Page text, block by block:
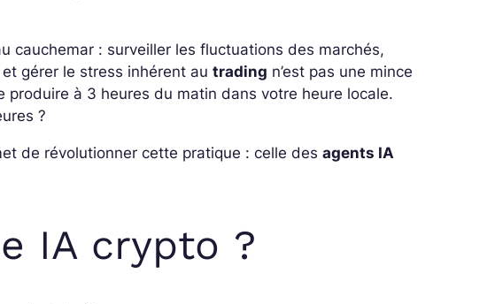
cauchemar : surveiller les fluctuations des marchés,
et gérer le stress inhérent autrading n’est pas une mince
à 3 heures du matin dans votre heure locale.
?
de révolutionner cette pratique : celle desagents IA
IA crypto ?